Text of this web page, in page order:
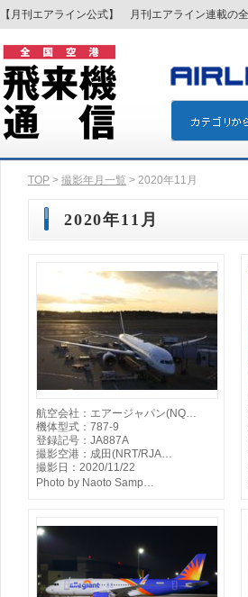
【月刊エアライン公式】 月刊エアライン連載の
TOP > 撮影年月一覧 > 2020年11月
2020年11月
航空会社：エアージャパン(NQ…
機体型式：787-9
登録記号：JA887A
撮影空港：成田(NRT/RJA…
撮影日：2020/11/22
Photo by Naoto Samp…